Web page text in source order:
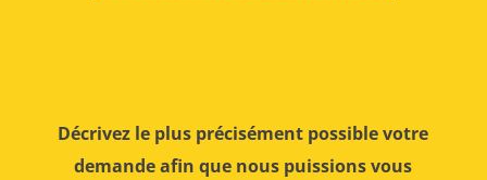
Décrivez le plus précisément possible votre
demande afin que nous puissions vous